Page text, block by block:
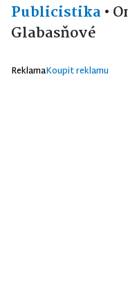
Publicistika•
Glabasňové
ReklamaKoupit reklamu